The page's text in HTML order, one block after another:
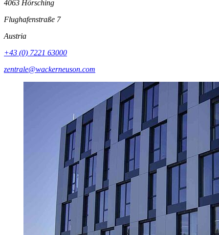
4063 Hörsching
Flughafenstraße 7
Austria
+43 (0) 7221 63000
zentrale@wackerneuson.com